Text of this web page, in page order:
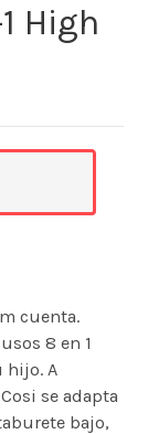
High
cuenta.
8 en 1
hijo. A
se adapta
bajo,